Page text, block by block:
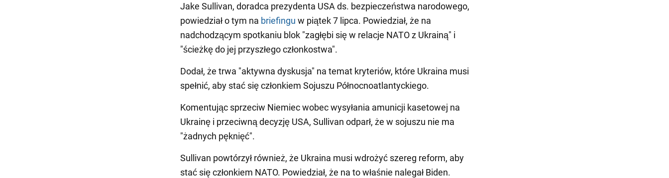
Jake Sullivan, doradca prezydenta USA ds. bezpieczeństwa narodowego,
powiedział o tym na briefingu w piątek 7 lipca. Powiedział, że na
nadchodzącym spotkaniu blok "zagłębi się w relacje NATO z Ukrainą" i
"ścieżkę do jej przyszłego członkostwa".
Dodał, że trwa "aktywna dyskusja" na temat kryteriów, które Ukraina musi
spełnić, aby stać się członkiem Sojuszu Północnoatlantyckiego.
Komentując sprzeciw Niemiec wobec wysyłania amunicji kasetowej na
Ukrainę i przeciwną decyzję USA, Sullivan odparł, że w sojuszu nie ma
"żadnych pęknięć".
Sullivan powtórzył również, że Ukraina musi wdrożyć szereg reform, aby
stać się członkiem NATO. Powiedział, że na to właśnie nalegał Biden.